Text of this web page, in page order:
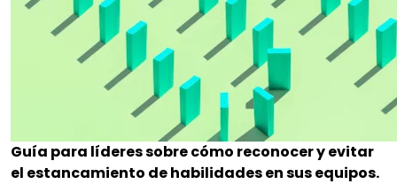
Guía para líderes sobre cómo reconocer y evitar
el estancamiento de habilidades en sus equipos.